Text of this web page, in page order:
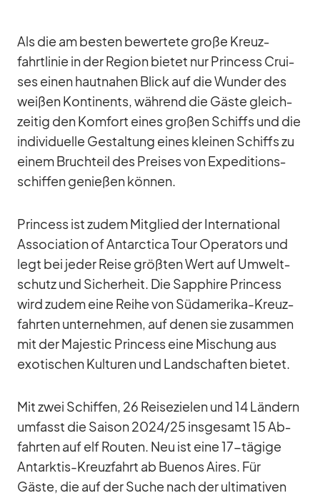
Als die am bes­ten be­wer­tete große Kreuz­
fahrt­li­nie in der Re­gion bie­tet nur Prin­cess Crui­
ses ei­nen haut­na­hen Blick auf die Wun­der des
wei­ßen Kon­ti­nents, wäh­rend die Gäste gleich­
zei­tig den Kom­fort ei­nes gro­ßen Schiffs und die
in­di­vi­du­elle Ge­stal­tung ei­nes klei­nen Schiffs zu
ei­nem Bruch­teil des Prei­ses von Ex­pe­di­ti­ons­
schif­fen ge­nie­ßen kön­nen.
Prin­cess ist zu­dem Mit­glied der In­ter­na­tio­nal
As­so­cia­tion of Ant­ar­c­tica Tour Ope­ra­tors und
legt bei je­der Reise größ­ten Wert auf Um­welt­
schutz und Si­cher­heit. Die Sap­phire Prin­cess
wird zu­dem eine Reihe von Süd­ame­rika-Kreuz­
fahr­ten un­ter­neh­men, auf de­nen sie zu­sam­men
mit der Ma­je­s­tic Prin­cess eine Mi­schung aus
exo­ti­schen Kul­tu­ren und Land­schaf­ten bie­tet.
Mit zwei Schif­fen, 26 Rei­se­zie­len und 14 Län­dern
um­fasst die Sai­son 2024/​25 ins­ge­samt 15 Ab­
fahr­ten auf elf Rou­ten. Neu ist eine 17-tä­gige
Ant­ark­tis-Kreuz­fahrt ab Bue­nos Ai­res. Für
Gäste, die auf der Su­che nach der ul­ti­ma­ti­ven